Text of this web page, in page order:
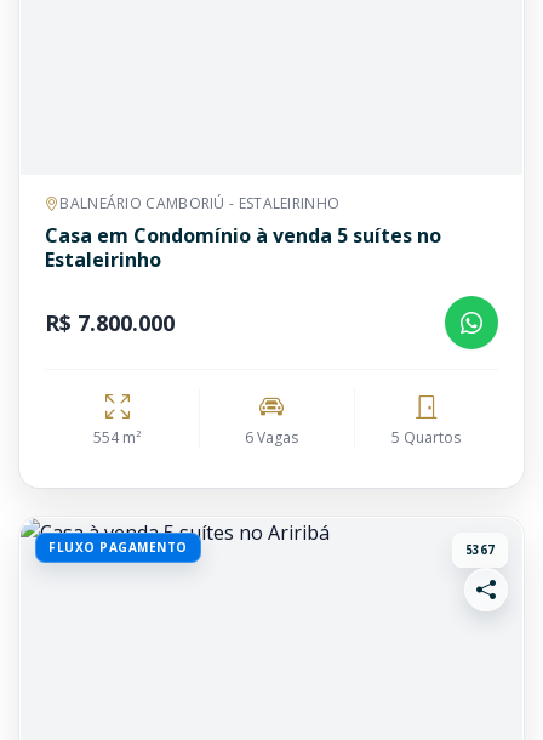
BALNEÁRIO CAMBORIÚ - ESTALEIRINHO
Casa em Condomínio à venda 5 suítes no
Estaleirinho
R$ 7.800.000
554 m² 6 Vagas 5 Quartos
FLUXO PAGAMENTO 5367